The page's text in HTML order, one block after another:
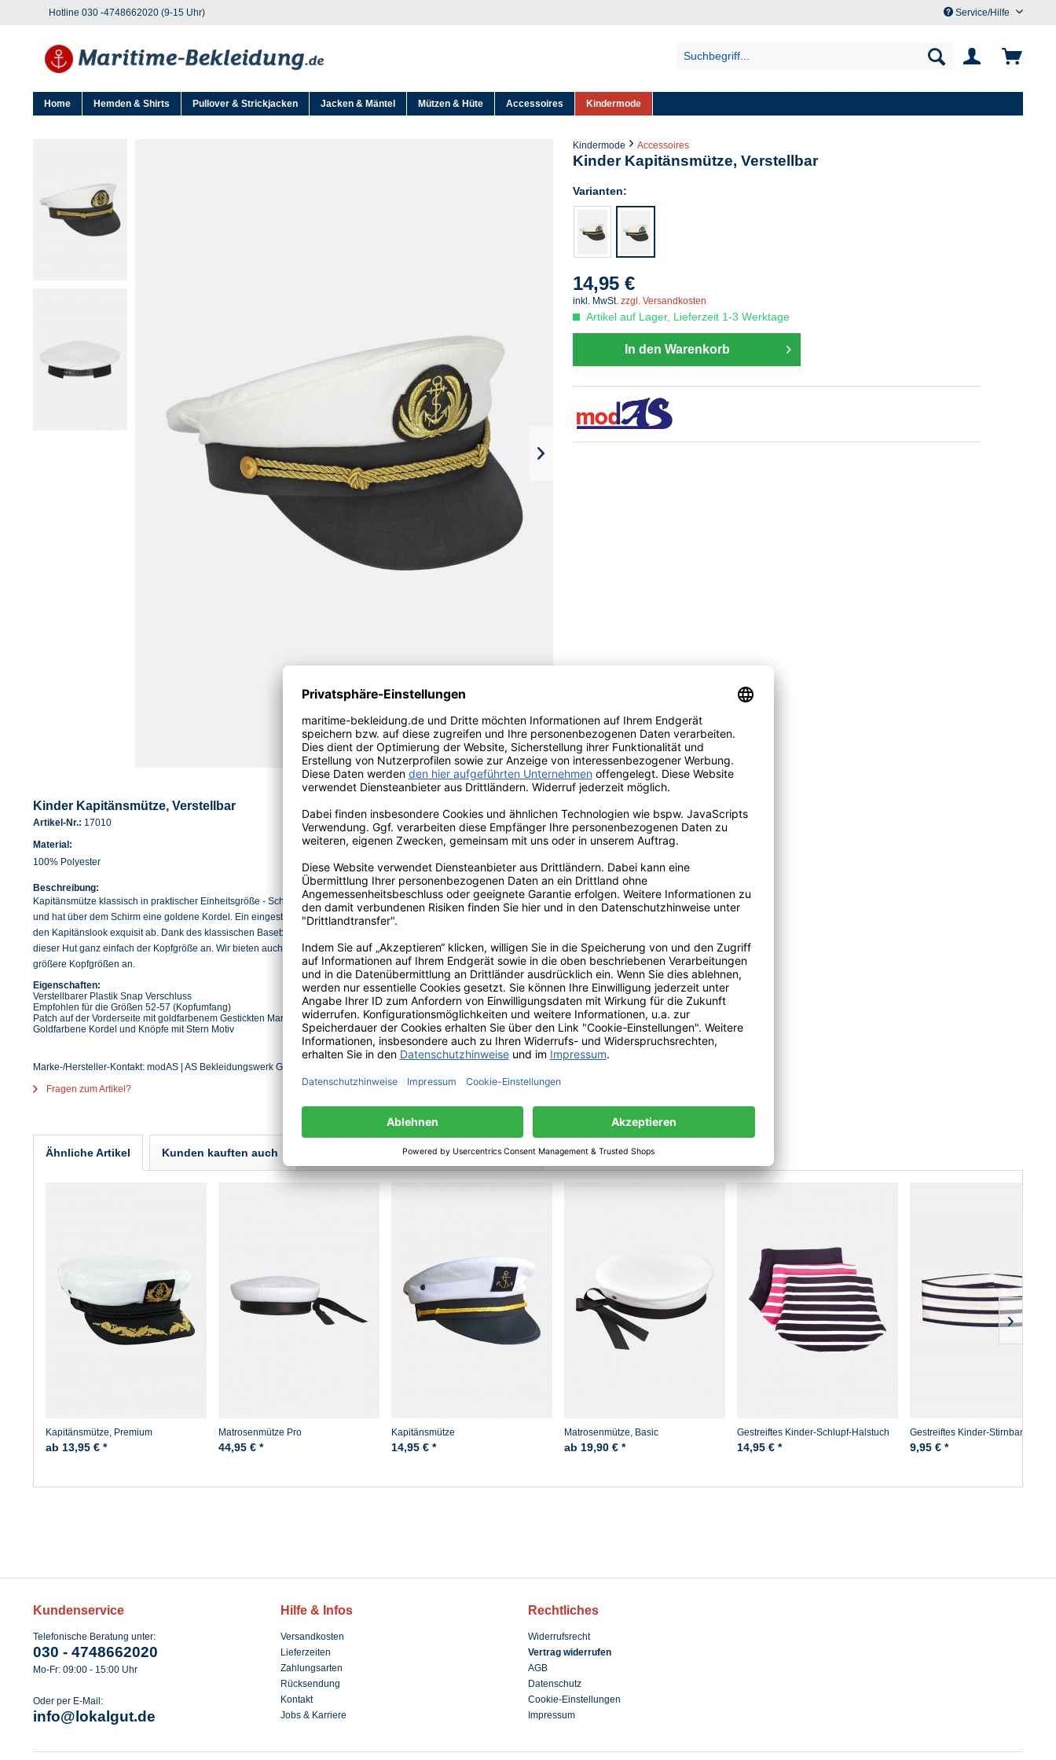
Hotline 030 -4748662020 (9-15 Uhr) Service/Hilfe
Home Hemden & Shirts Pullover & Strickjacken Jacken & Mäntel Mützen & Hüte Accessoires Kindermode
Kindermode Accessoires
Kinder Kapitänsmütze, Verstellbar
Varianten:
14,95 €
inkl. MwSt. zzgl. Versandkosten
Artikel auf Lager, Lieferzeit 1-3 Werktage
In den Warenkorb
Kinder Kapitänsmütze, Verstellbar
Artikel-Nr.: 17010
Material:
100% Polyester
Beschreibung:
Kapitänsmütze klassisch in praktischer Einheitsgröße - Schiff ahoi, Käptn! Der Schirm der Mütze ist schwarz
und hat über dem Schirm eine goldene Kordel. Ein eingesticktes, goldfarbenes Logo über dem Schirm rundet
den Kapitänslook exquisit ab. Dank des klassischen Baseball Cap Verschlusses auf der Rückseite passt sich
dieser Hut ganz einfach der Kopfgröße an. Wir bieten auch das passende Modell für Erwachsende oder
größere Kopfgrößen an.
Eigenschaften:
Verstellbarer Plastik Snap Verschluss
Empfohlen für die Größen 52-57 (Kopfumfang)
Patch auf der Vorderseite mit goldfarbenem Gestickten Marine Symbol
Goldfarbene Kordel und Knöpfe mit Stern Motiv
Marke-/Hersteller-Kontakt: modAS | AS Bekleidungswerk GmbH | Heglitzer Str. 12 | 26409 Wittmund | Deutschland | info(a)modas-bekleidung.de
Fragen zum Artikel?
Ähnliche Artikel Kunden kauften auch Kunden haben sich ebenfalls angesehen
Kapitänsmütze, Premium
ab 13,95 € *
Matrosenmütze Pro
44,95 € *
Kapitänsmütze
14,95 € *
Matrosenmütze, Basic
ab 19,90 € *
Gestreiftes Kinder-Schlupf-Halstuch
14,95 € *
Gestreiftes Kinder-Stirnband
Baumwolle - weiss/blaugestreift
9,95 € *
Kundenservice
Telefonische Beratung unter:
030 - 4748662020
Mo-Fr: 09:00 - 15:00 Uhr
Oder per E-Mail:
info@lokalgut.de
Hilfe & Infos
Versandkosten
Lieferzeiten
Zahlungsarten
Rücksendung
Kontakt
Jobs & Karriere
Rechtliches
Widerrufsrecht
Vertrag widerrufen
AGB
Datenschutz
Cookie-Einstellungen
Impressum